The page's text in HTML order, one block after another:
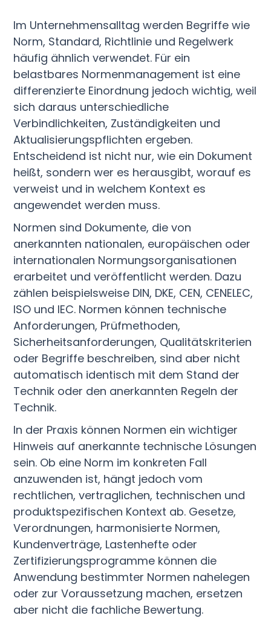
Im Unternehmensalltag werden Begriffe wie
Norm, Standard, Richtlinie und Regelwerk
häufig ähnlich verwendet. Für ein
belastbares Normenmanagement ist eine
differenzierte Einordnung jedoch wichtig, weil
sich daraus unterschiedliche
Verbindlichkeiten, Zuständigkeiten und
Aktualisierungspflichten ergeben.
Entscheidend ist nicht nur, wie ein Dokument
heißt, sondern wer es herausgibt, worauf es
verweist und in welchem Kontext es
angewendet werden muss.
Normen sind Dokumente, die von
anerkannten nationalen, europäischen oder
internationalen Normungsorganisationen
erarbeitet und veröffentlicht werden. Dazu
zählen beispielsweise DIN, DKE, CEN, CENELEC,
ISO und IEC. Normen können technische
Anforderungen, Prüfmethoden,
Sicherheitsanforderungen, Qualitätskriterien
oder Begriffe beschreiben, sind aber nicht
automatisch identisch mit dem Stand der
Technik oder den anerkannten Regeln der
Technik.
In der Praxis können Normen ein wichtiger
Hinweis auf anerkannte technische Lösungen
sein. Ob eine Norm im konkreten Fall
anzuwenden ist, hängt jedoch vom
rechtlichen, vertraglichen, technischen und
produktspezifischen Kontext ab. Gesetze,
Verordnungen, harmonisierte Normen,
Kundenverträge, Lastenhefte oder
Zertifizierungsprogramme können die
Anwendung bestimmter Normen nahelegen
oder zur Voraussetzung machen, ersetzen
aber nicht die fachliche Bewertung.